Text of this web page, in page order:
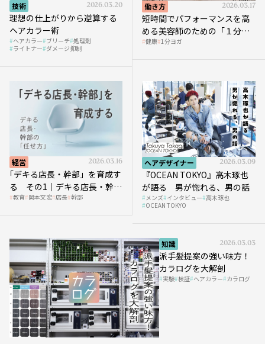
技術 2026.03.20
理想の仕上がりから逆算する
ヘアカラー術
ヘアカラー ブリーチ 処理剤
ライトナー ダメージ抑制
働き方 2026.03.17
短時間でパフォーマンスを高
める美容師のための「１分ヨ
ガ」講座｜実践編
健康 1分ヨガ
経営 2026.03.16
｢デキる店長・幹部」を育成す
る その1｜デキる店長・幹部
の「任せ方」
教育 岡本文宏 店長 幹部
ヘアデザイナー 2026.03.09
『OCEAN TOKYO』高木琢也
が語る 男が惚れる、男の話
メンズ インタビュー 高木琢也
OCEAN TOKYO
知識 2026.03.03
派手髪提案の強い味方！
カラログを大解剖
実験 検証 ヘアカラー カラログ